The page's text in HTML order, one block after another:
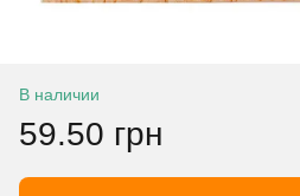
В наличии
59.50 грн